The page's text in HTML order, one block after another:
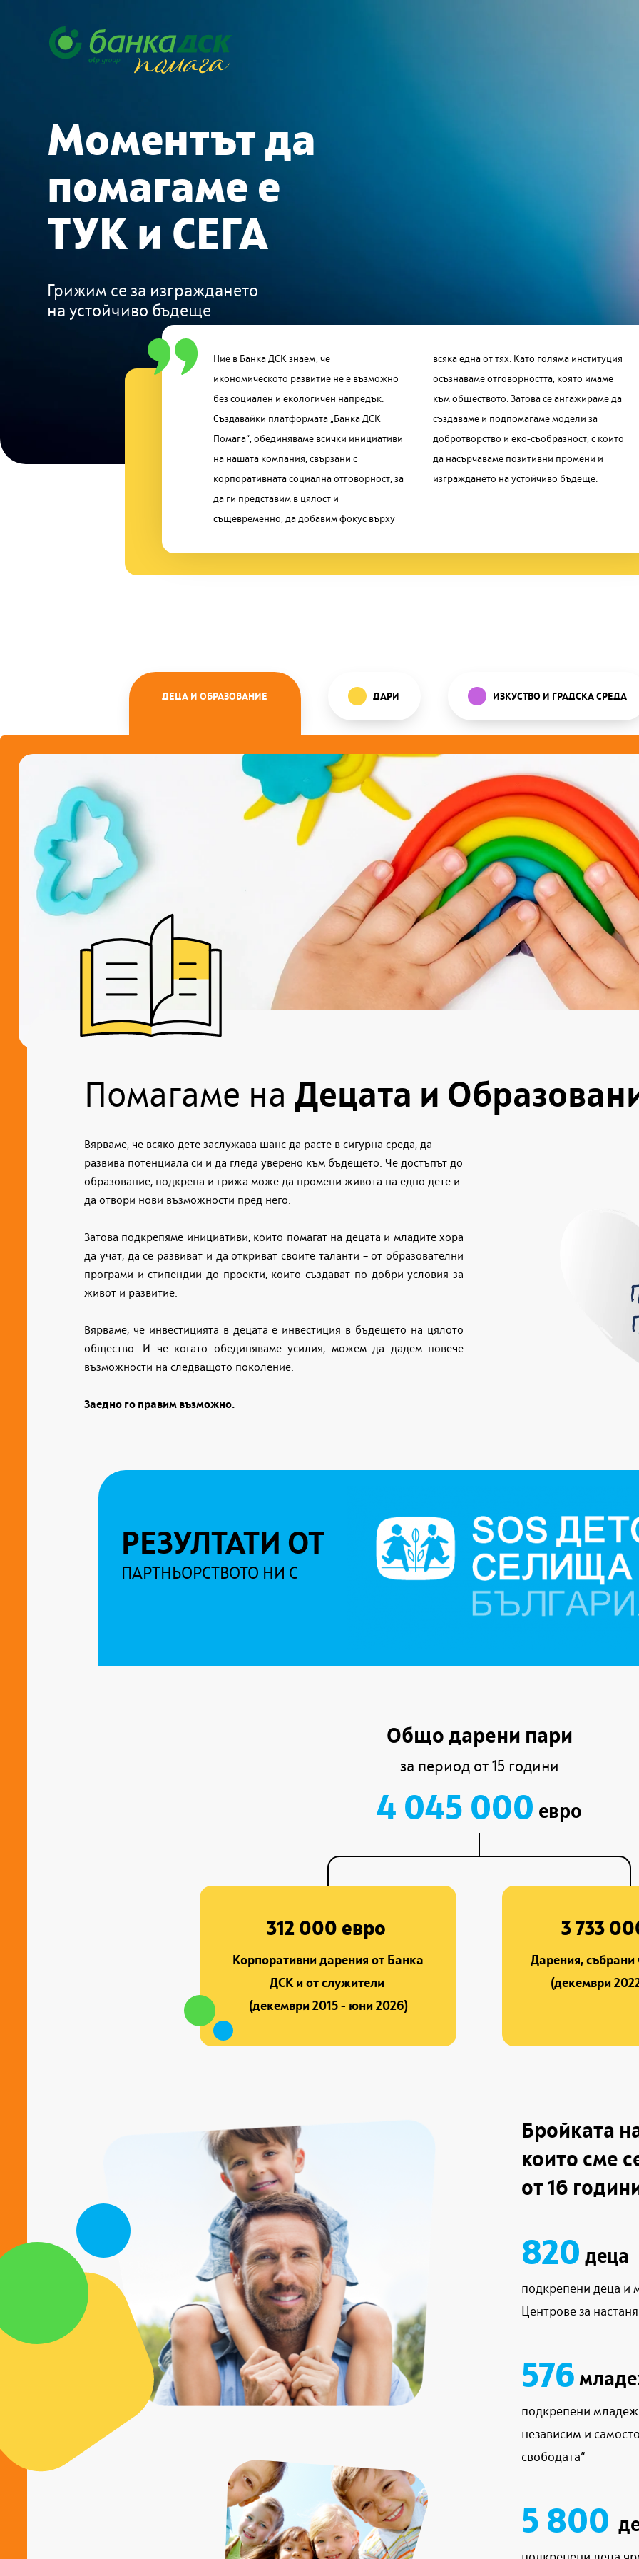
Моментът да
помагаме е
ТУК и СЕГА
Грижим се за изграждането
на устойчиво бъдеще
Ние в Банка ДСК знаем, че
икономическото развитие не е възможно
без социален и екологичен напредък.
Създавайки платформата „Банка ДСК
Помага“, обединяваме всички инициативи
на нашата компания, свързани с
корпоративната социална отговорност, за
да ги представим в цялост и
същевременно, да добавим фокус върху
всяка една от тях. Като голяма институция
осъзнаваме отговорността, която имаме
към обществото. Затова се ангажираме да
създаваме и подпомагаме модели за
добротворство и еко-съобразност, с които
да насърчаваме позитивни промени и
изграждането на устойчиво бъдеще.
ДЕЦА И ОБРАЗОВАНИЕ ДАРИ ИЗКУСТВО И ГРАДСКА СРЕДА
Помагаме на Децата и
Вярваме, че всяко дете заслужава шанс да расте в сигурна среда, да
развива потенциала си и да гледа уверено към бъдещето. Че достъпът до
образование, подкрепа и грижа може да промени живота на едно дете и
да отвори нови възможности пред него.
Затова подкрепяме инициативи, които помагат на децата и младите хора
да учат, да се развиват и да откриват своите таланти – от образователни
програми и стипендии до проекти, които създават по-добри условия за
живот и развитие.
Вярваме, че инвестицията в децата е инвестиция в бъдещето на цялото
общество. И че когато обединяваме усилия, можем да дадем повече
възможности на следващото поколение.
Заедно го правим възможно.
РЕЗУЛТАТИ ОТ
ПАРТНЬОРСТВОТО НИ С
Общо дарени пари
за период от 15 години
4 045 000 евро
312 000 евро
Корпоративни дарения от Банка
ДСК и от служители
(декември 2015 - юни 2026)
3 733
Дарения, събрани
(декември
Бройката
които сме
от 16
820 деца
подкрепени деца и
Центрове за
576
подкрепени
независим и
свободата“
5 800